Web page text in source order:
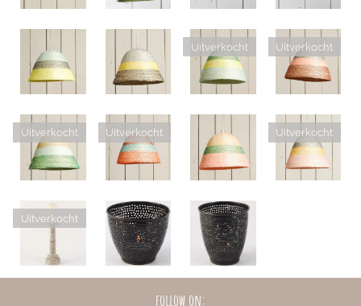
Uitverkocht Uitverkocht
Uitverkocht Uitverkocht Uitverkocht
Uitverkocht
follow on: